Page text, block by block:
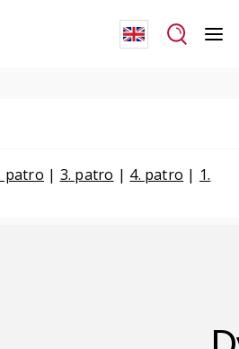
patro | 3. patro | 4. patro | 1.